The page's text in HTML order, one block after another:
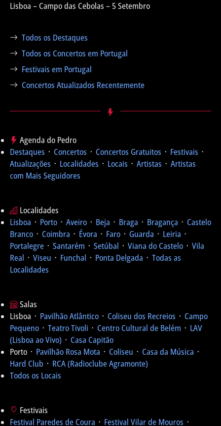
Lisboa – Campo das Cebolas – 5 Setembro
Todos os Destaques
Todos os Concertos em Portugal
Festivais em Portugal
Concertos Atualizados Recentemente
Agenda do Pedro
Destaques ᛫ Concertos ᛫ Concertos Gratuitos ᛫ Festivais ᛫
Atualizações ᛫ Localidades ᛫ Locais ᛫ Artistas ᛫ Artistas
com Mais Seguidores
Localidades
Lisboa ᛫ Porto ᛫ Aveiro ᛫ Beja ᛫ Braga ᛫ Bragança ᛫ Castelo
Branco ᛫ Coimbra ᛫ Évora ᛫ Faro ᛫ Guarda ᛫ Leiria ᛫
Portalegre ᛫ Santarém ᛫ Setúbal ᛫ Viana do Castelo ᛫ Vila
Real ᛫ Viseu ᛫ Funchal ᛫ Ponta Delgada ᛫ Todas as
Localidades
Salas
Lisboa ᛫ Pavilhão Atlântico ᛫ Coliseu dos Recreios ᛫ Campo
Pequeno ᛫ Teatro Tivoli ᛫ Centro Cultural de Belém ᛫ LAV
(Lisboa ao Vivo) ᛫ Casa Capitão
Porto ᛫ Pavilhão Rosa Mota ᛫ Coliseu ᛫ Casa da Música ᛫
Hard Club ᛫ RCA (Radioclube Agramonte)
Todos os Locais
Festivais
Festival Paredes de Coura ᛫ Festival Vilar de Mouros ᛫